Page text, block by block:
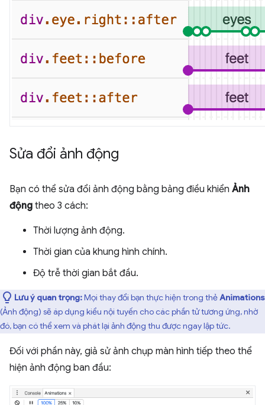
Sửa đổi ảnh động
Bạn có thể sửa đổi ảnh động bằng bảng điều khiển Ảnh
động theo 3 cách:
Thời lượng ảnh động.
Thời gian của khung hình chính.
Độ trễ thời gian bắt đầu.
Lưu ý quan trọng:Mọi thay đổi bạn thực hiện trong thẻAnimations
(Ảnh động) sẽ áp dụng kiểu nội tuyến cho các phần tử tương ứng, nhờ
đó, bạn có thể xem và phát lại ảnh động thu được ngay lập tức.
Đối với phần này, giả sử ảnh chụp màn hình tiếp theo thể
hiện ảnh động ban đầu: